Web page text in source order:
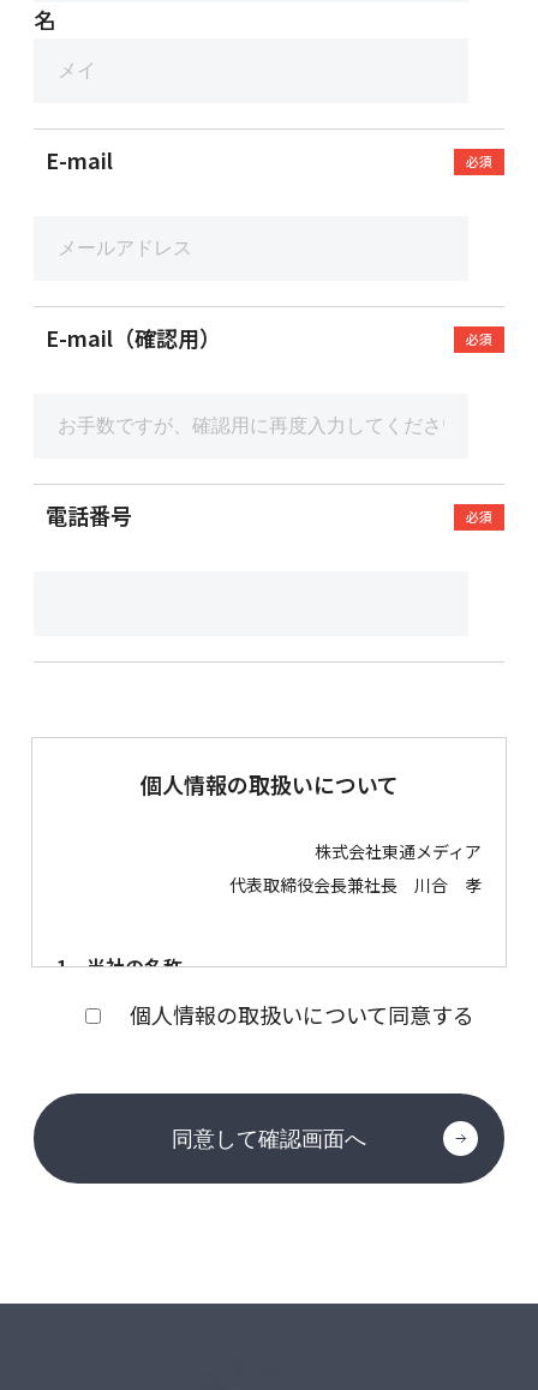
名
E-mail 必須
E-mail（確認用） 必須
電話番号 必須
個人情報の取扱いについて
株式会社東通メディア
代表取締役会長兼社長 川合 孝
1．当社の名称
株式会社東通メディア
氏名：三浦 裕二
所属：経営管理部
4．第三者提供について
個人情報の取扱いについて同意する